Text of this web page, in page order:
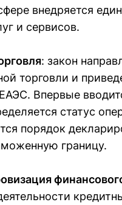
внедряется
и сервисов.
: закон
торговли и
Впервые
статус
порядок
границу.